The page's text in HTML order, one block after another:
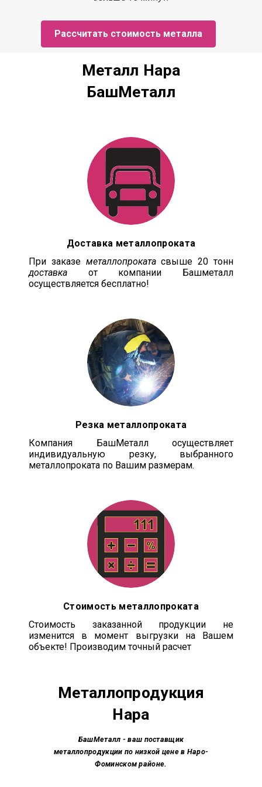
Рассчитать стоимость металла
Металл Нара
БашМеталл
Доставка металлопроката
При заказе металлопрокатасвыше 20 тонн
доставка от компании Башметалл
осуществляется бесплатно!
Резка металлопроката
Компания БашМеталл осуществляет
индивидуальную резку, выбранного
металлопроката по Вашим размерам.
Стоимость металлопроката
Стоимость заказанной продукции не
изменится в момент выгрузки на Вашем
объекте! Производим точный расчет
Металлопродукция
Нара
БашМеталл - ваш поставщик
металлопродукции по низкой цене в Наро-
Фоминском районе.